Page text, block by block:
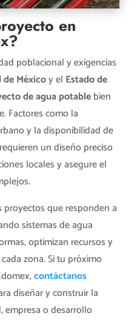
en
poblacional y exigencias
de Méxicoy el Estado de
de agua potablebien
Factores como la
y la disponibilidad de
un diseño preciso
locales y asegure el
que responden a
sistemas de agua
optimizan recursos y
zona. Si tu próximo
contáctanos
diseñar y construir la
o desarrollo